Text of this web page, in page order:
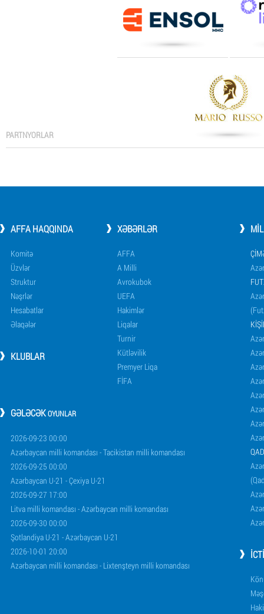
PARTNYORLAR
AFFA HAQQINDA
Komitə
Üzvlər
Struktur
Nəşrlər
Hesabatlar
Əlaqələr
KLUBLAR
XƏBƏRLƏR
AFFA
A Milli
Avrokubok
UEFA
Hakimlər
Liqalar
Turnir
Kütləvilik
Premyer Liqa
FİFA
GƏLƏCƏKOYUNLAR
2026-09-23 00:00
Azərbaycan milli komandası - Tacikistan milli komandası
2026-09-25 00:00
Azərbaycan U-21 - Çexiya U-21
2026-09-27 17:00
Litva milli komandası - Azərbaycan milli komandası
2026-09-30 00:00
Şotlandiya U-21 - Azərbaycan U-21
2026-10-01 20:00
Azərbaycan milli komandası - Lixtenşteyn milli komandası